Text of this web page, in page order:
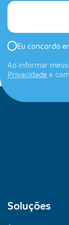
Eu concordo
Ao informar
Privacidade e
Soluções